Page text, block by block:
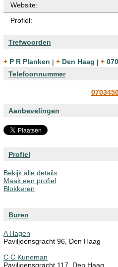
Website:
Profiel:
Trefwoorden
+ P R Planken | + Den Haag |
+
Telefoonnummer
Aanbevelingen
Profiel
Bekijk alle details
Maak een profiel
Blokkeren
Buren
A Hagen
Paviljoensgracht 96, Den Haag
C C Kuneman
Paviljoensgracht 117, Den Haag